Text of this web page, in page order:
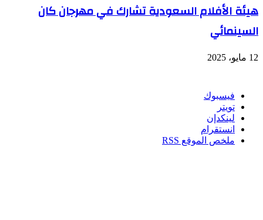
هيئة الأفلام السعودية تشارك في مهرجان كان
السينمائي
12 مايو، 2025
فيسبوك
تويتر
لينكدإن
انستقرام
ملخص الموقع RSS